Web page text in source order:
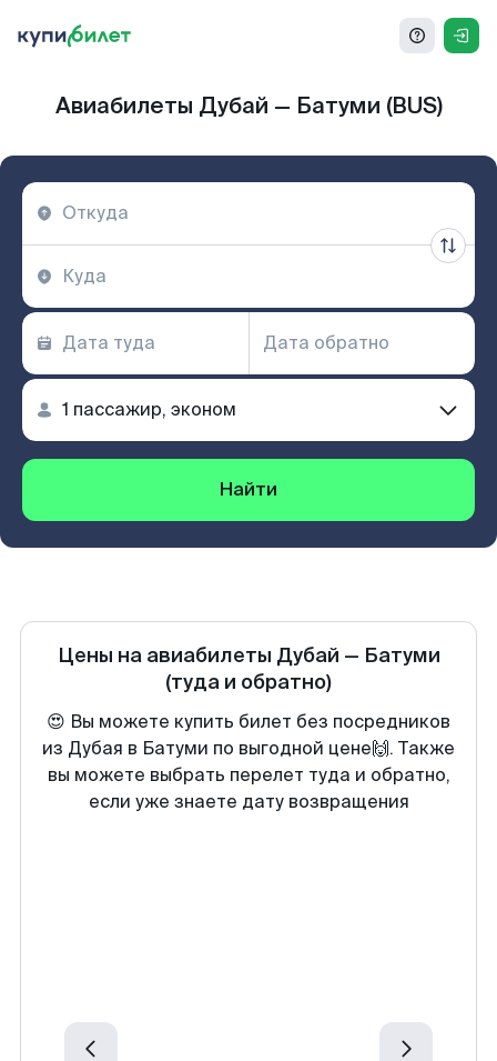
Авиабилеты Дубай — Батуми (BUS)
Найти
Цены на авиабилеты Дубай — Батуми
(туда и обратно)
😍 Вы можете купить билет без посредников
из Дубая в Батуми по выгодной цене🙌. Также
вы можете выбрать перелет туда и обратно,
если уже знаете дату возвращения